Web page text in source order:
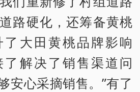
路硬化，还筹备黄桃
大田黄桃品牌影响
解决了销售渠道问
安心采摘销售。”有了